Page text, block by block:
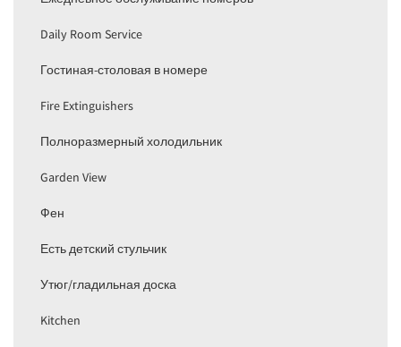
Daily Room Service
Гостиная-столовая в номере
Fire Extinguishers
Полноразмерный холодильник
Garden View
Фен
Есть детский стульчик
Утюг/гладильная доска
Kitchen